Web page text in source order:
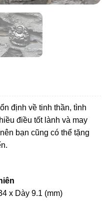
định về tinh thần, tình
điều tốt lành và may
bạn cũng có thể tặng
x Dày 9.1 (mm)